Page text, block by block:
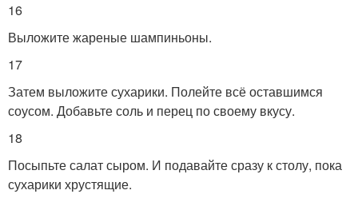
16
Выложите жареные шампиньоны.
17
Затем выложите сухарики. Полейте всё оставшимся
соусом. Добавьте соль и перец по своему вкусу.
18
Посыпьте салат сыром. И подавайте сразу к столу, пока
сухарики хрустящие.